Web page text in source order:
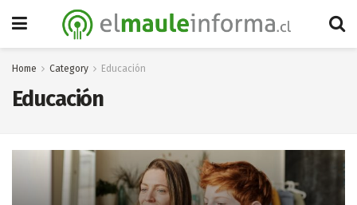
Home Category Educación
Educación